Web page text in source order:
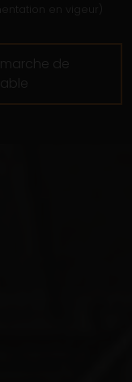
en vigeur)
de